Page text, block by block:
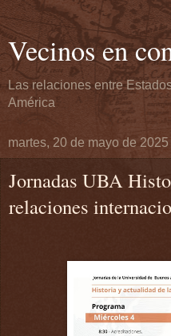
Vecinos en
Las relaciones entre
América
martes, 20 de mayo de 2025
Jornadas UBA
relaciones